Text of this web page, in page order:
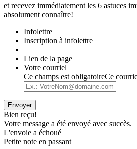
et recevez immédiatement les 6 astuces
absolument connaître!
Infolettre
Inscription à infolettre
Lien de la page
Votre courriel
Ce champs est obligatoireCe
Envoyer
Bien reçu!
Votre message a été envoyé avec succès.
L'envoie a échoué
Petite note en passant